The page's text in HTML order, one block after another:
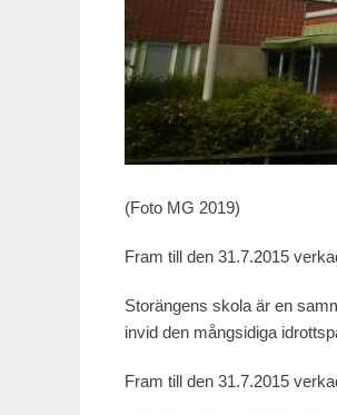
(Foto MG 2019)
Fram till den 31.7.2015
Storängens skola är en
invid den mångsidiga
Fram till den 31.7.2015